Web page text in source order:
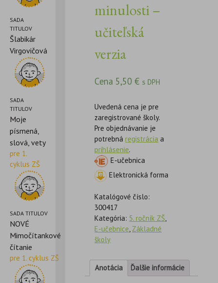
SADA
TITULOV
Šlabikár
Virgovičová
SADA
TITULOV
Moje
písmená,
slová, vety
pre 1.
cyklus ZŠ
SADA TITULOV
NOVÉ
Mimočítankové
čítanie
pre 1. cyklus ZŠ
minulosti –
učiteľská
verzia
Cena 5,50 € s DPH
Uvedená cena je pre
zaregistrované školy.
Pre objednávanie je
potrebnáregistrácia a
prihlásenie.
E-učebnica
Elektronická forma
Katalógové číslo:
300417
Kategória: 5. ročník ZŠ,
E-učebnice, Základné
školy
Anotácia Ďalšie informácie